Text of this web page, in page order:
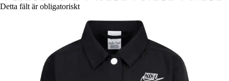
Detta fält är obligatoriskt